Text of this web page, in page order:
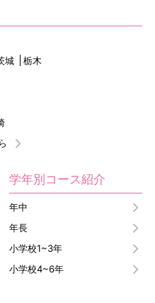
城
栃木
学年別コース紹介
年中
年長
小学校1~3年
小学校4~6年